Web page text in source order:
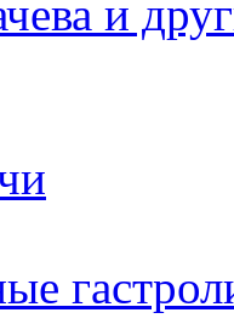
и